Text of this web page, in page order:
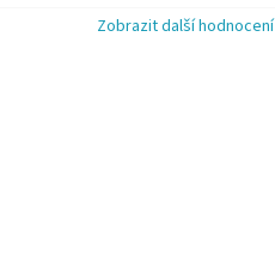
Zobrazit další hodnocení